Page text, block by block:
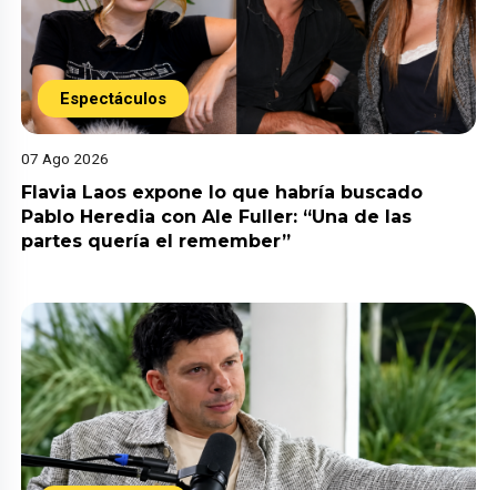
Espectáculos
07 Ago 2026
Flavia Laos expone lo que habría buscado
Pablo Heredia con Ale Fuller: “Una de las
partes quería el remember”